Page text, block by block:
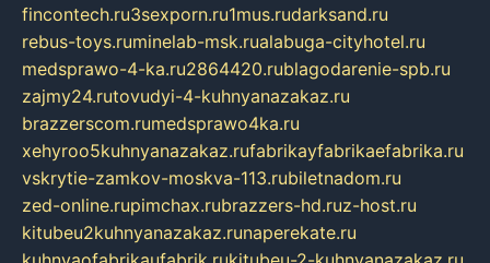
fincontech.ru3sexporn.ru1mus.rudarksand.ru
rebus-toys.ruminelab-msk.rualabuga-cityhotel.ru
medsprawo-4-ka.ru2864420.rublagodarenie-spb.ru
zajmy24.rutovudyi-4-kuhnyanazakaz.ru
brazzerscom.rumedsprawo4ka.ru
xehyroo5kuhnyanazakaz.rufabrikayfabrikaefabrika.ru
vskrytie-zamkov-moskva-113.rubiletnadom.ru
zed-online.rupimchax.rubrazzers-hd.ruz-host.ru
kitubeu2kuhnyanazakaz.runaperekate.ru